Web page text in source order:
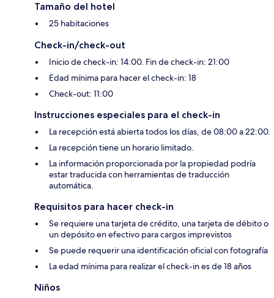
Tamaño del hotel
25 habitaciones
Check-in/check-out
Inicio de check-in: 14:00. Fin de check-in: 21:00
Edad mínima para hacer el check-in: 18
Check-out: 11:00
Instrucciones especiales para el check-in
La recepción está abierta todos los días, de 08:00 a 22:00.
La recepción tiene un horario limitado.
La información proporcionada por la propiedad podría
estar traducida con herramientas de traducción
automática.
Requisitos para hacer check-in
Se requiere una tarjeta de crédito, una tarjeta de débito o
un depósito en efectivo para cargos imprevistos
Se puede requerir una identificación oficial con fotografía
La edad mínima para realizar el check-in es de 18 años
Niños